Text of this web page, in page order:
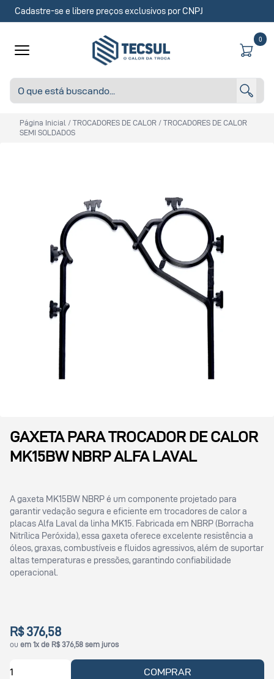
Cadastre-se e libere preços exclusivos por CNPJ
0
Página Inicial / TROCADORES DE CALOR / TROCADORES DE CALOR
SEMI SOLDADOS
GAXETA PARA TROCADOR DE CALOR
MK15BW NBRP ALFA LAVAL
A gaxeta MK15BW NBRP é um componente projetado para
garantir vedação segura e eficiente em trocadores de calor a
placas Alfa Laval da linha MK15. Fabricada em NBRP (Borracha
Nitrílica Peróxida), essa gaxeta oferece excelente resistência a
óleos, graxas, combustíveis e fluidos agressivos, além de suportar
altas temperaturas e pressões, garantindo confiabilidade
operacional.
R$ 376,58
ou em 1x de R$ 376,58 sem juros
COMPRAR